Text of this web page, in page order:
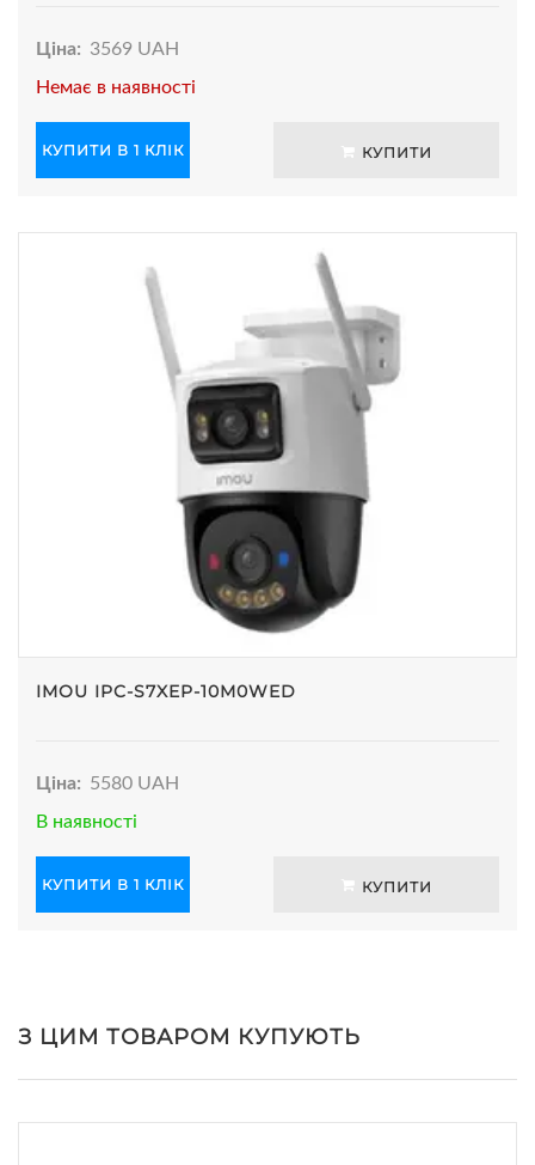
Ціна: 3569 UAH
Немає в наявності
КУПИТИ В 1 КЛІК КУПИТИ
IMOU IPC-S7XEP-10M0WED
Ціна: 5580 UAH
В наявності
КУПИТИ В 1 КЛІК КУПИТИ
З ЦИМ ТОВАРОМ КУПУЮТЬ